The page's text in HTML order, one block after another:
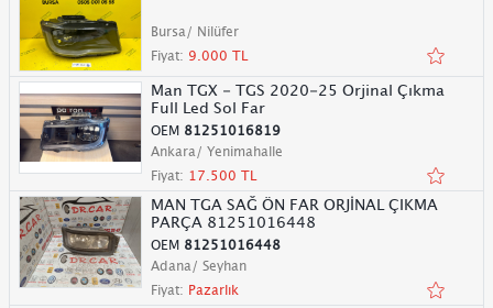
Bursa/ Nilüfer
Fiyat: 9.000 TL
Man TGX - TGS 2020-25 Orjinal Çıkma
Full Led Sol Far
OEM 81251016819
Ankara/ Yenimahalle
Fiyat: 17.500 TL
MAN TGA SAĞ ÖN FAR ORJİNAL ÇIKMA
PARÇA 81251016448
OEM 81251016448
Adana/ Seyhan
Fiyat: Pazarlık